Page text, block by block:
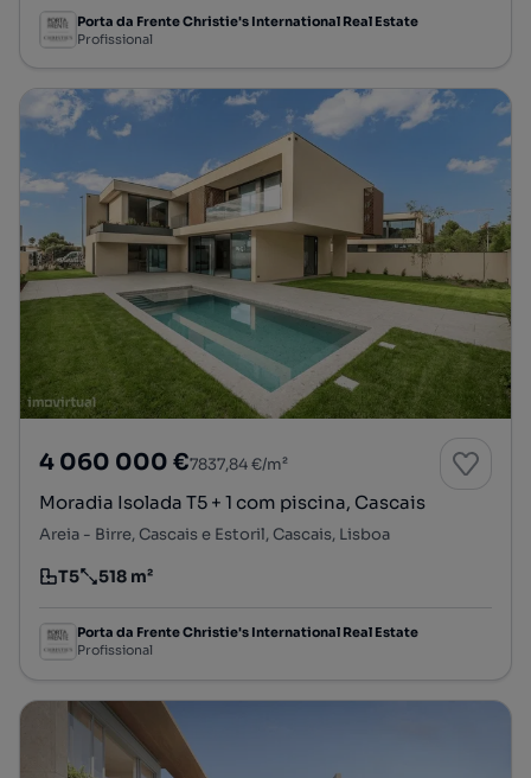
Porta da Frente Christie's International Real Estate
Profissional
4 060 000 €7837,84 €/m²
Moradia Isolada T5 + 1 com piscina, Cascais
Areia - Birre, Cascais e Estoril, Cascais, Lisboa
Tipologia
T5
Preço por metro quadrado
518 m²
Porta da Frente Christie's International Real Estate
Profissional